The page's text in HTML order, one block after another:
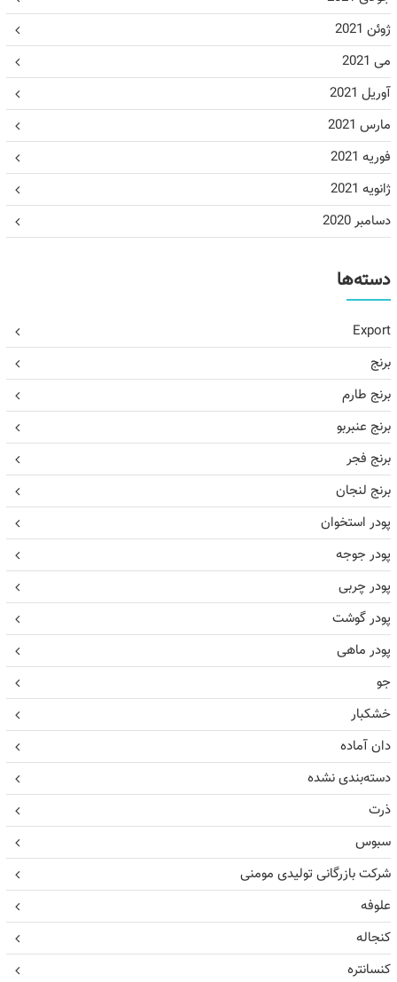
ژوئن 2021
می 2021
آوریل 2021
مارس 2021
فوریه 2021
ژانویه 2021
دسامبر 2020
دسته‌ها
Export
برنج
برنج طارم
برنج عنبربو
برنج فجر
برنج لنجان
پودر استخوان
پودر جوجه
پودر چربی
پودر گوشت
پودر ماهی
جو
خشکبار
دان آماده
دسته‌بندی نشده
ذرت
سبوس
شرکت بازرگانی تولیدی مومنی
علوفه
کنجاله
کنسانتره